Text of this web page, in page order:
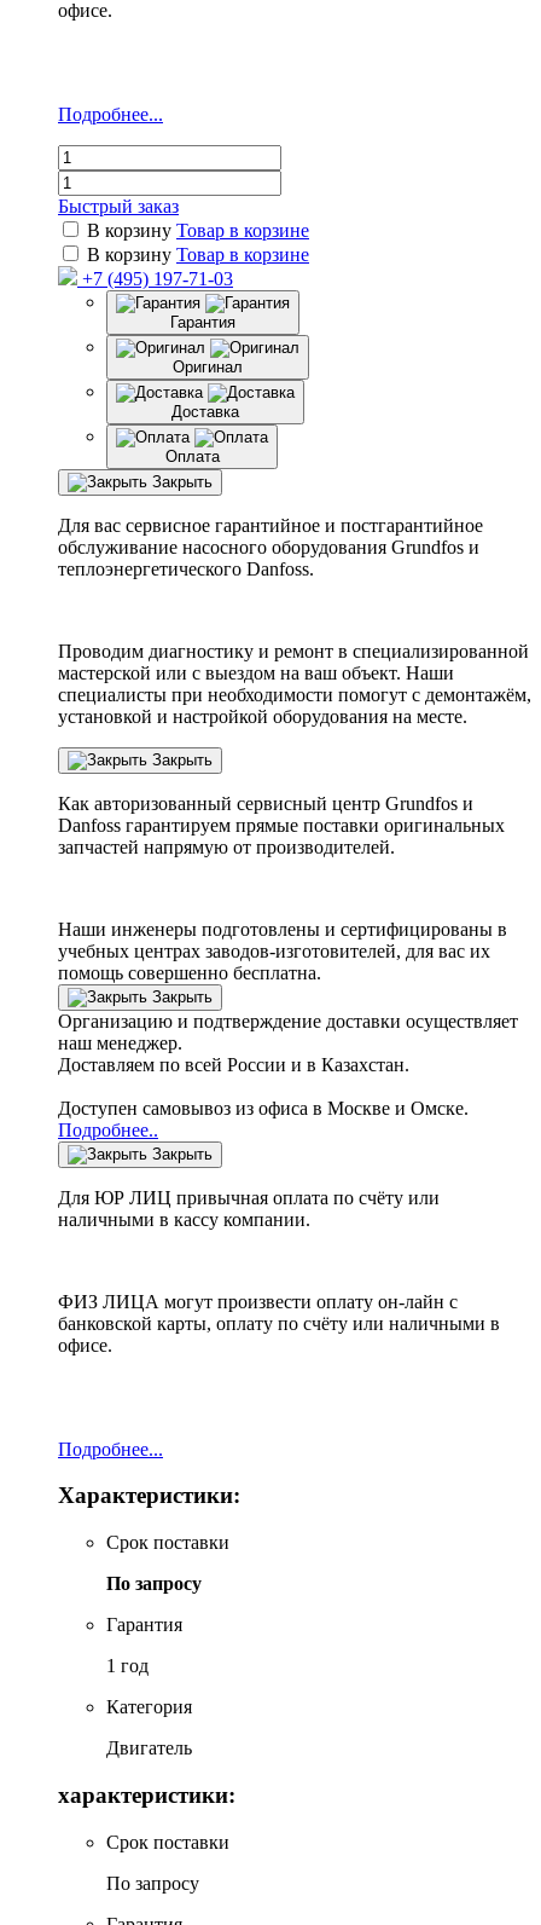
офисе.
Подробнее...
Быстрый заказ
В корзину Товар в корзине
В корзину Товар в корзине
+7 (495) 197-71-03
Гарантия
Оригинал
Доставка
Оплата
Закрыть
Для вас сервисное гарантийное и постгарантийное
обслуживание насосного оборудования Grundfos и
теплоэнергетического Danfoss.
Проводим диагностику и ремонт в специализированной
мастерской или с выездом на ваш объект. Наши
специалисты при необходимости помогут с демонтажём,
установкой и настройкой оборудования на месте.
Закрыть
Как авторизованный сервисный центр Grundfos и
Danfoss гарантируем прямые поставки оригинальных
запчастей напрямую от производителей.
Наши инженеры подготовлены и сертифицированы в
учебных центрах заводов-изготовителей, для вас их
помощь совершенно бесплатна.
Закрыть
Организацию и подтверждение доставки осуществляет
наш менеджер.
Доставляем по всей России и в Казахстан.
Доступен самовывоз из офиса в Москве и Омске.
Подробнее..
Закрыть
Для ЮР ЛИЦ привычная оплата по счёту или
наличными в кассу компании.
ФИЗ ЛИЦА могут произвести оплату он-лайн с
банковской карты, оплату по счёту или наличными в
офисе.
Подробнее...
Характеристики:
Срок поставки
По запросу
Гарантия
1 год
Категория
Двигатель
характеристики:
Срок поставки
По запросу